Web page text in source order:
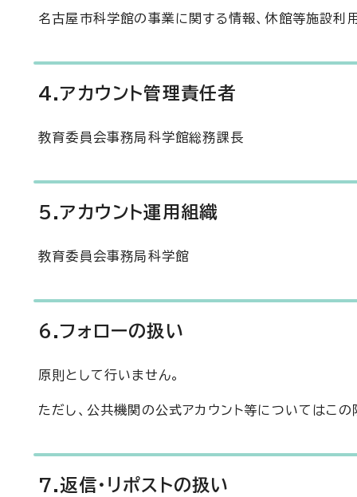
名古屋市科学館の事業に関する情報、休館等施設利
4.アカウント管理責任者
教育委員会事務局科学館総務課長
5.アカウント運用組織
教育委員会事務局科学館
6.フォローの扱い
原則として行いません。
ただし、公共機関の公式アカウント等についてはこの
7.返信・リポストの扱い